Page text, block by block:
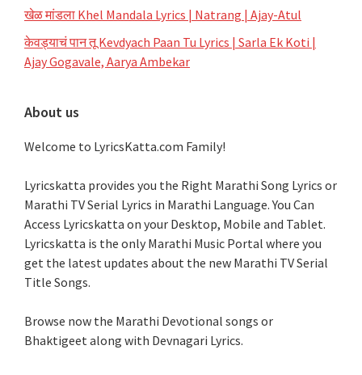
खेळ मांडला Khel Mandala Lyrics | Natrang | Ajay-Atul
केवड्याचं पान तू Kevdyach Paan Tu Lyrics | Sarla Ek Koti |
Ajay Gogavale, Aarya Ambekar
About us
Welcome to LyricsKatta.com Family!
Lyricskatta provides you the Right Marathi Song Lyrics or
Marathi TV Serial Lyrics in Marathi Language. You Can
Access Lyricskatta on your Desktop, Mobile and Tablet.
Lyricskatta is the only Marathi Music Portal where you
get the latest updates about the new Marathi TV Serial
Title Songs.
Browse now the Marathi Devotional songs or
Bhaktigeet along with Devnagari Lyrics.